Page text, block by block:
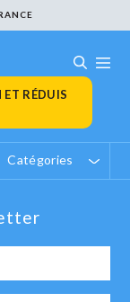
RÉDUIS
Catégories